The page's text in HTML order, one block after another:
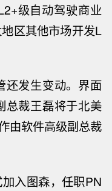
级自动驾驶商业
区其他市场开发L
还发生变动。界面
总裁王磊将于北美
由软件高级副总裁
入图森，任职PN